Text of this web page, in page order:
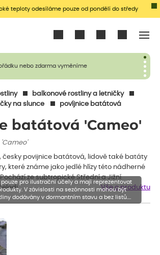
teploty odesíláme pouze od pondělí do středy
nebo zdarma vyměníme
balkonové rostliny a letničky
na slunce
povíjnice batátová
batátová 'Cameo'
česky povijnice batátová, lidově také batáty
které známe jako jedlé hlízy této nádherné
ze subtropické Střední a Jižní
Vše o produktu
pouze pro ilustrační účely a mají reprezentovat
V závislosti na sezónnosti mohou být
dodávány v dormantním stavu a bez listů.
být také sestřiženy níže, než je uvedená výška,